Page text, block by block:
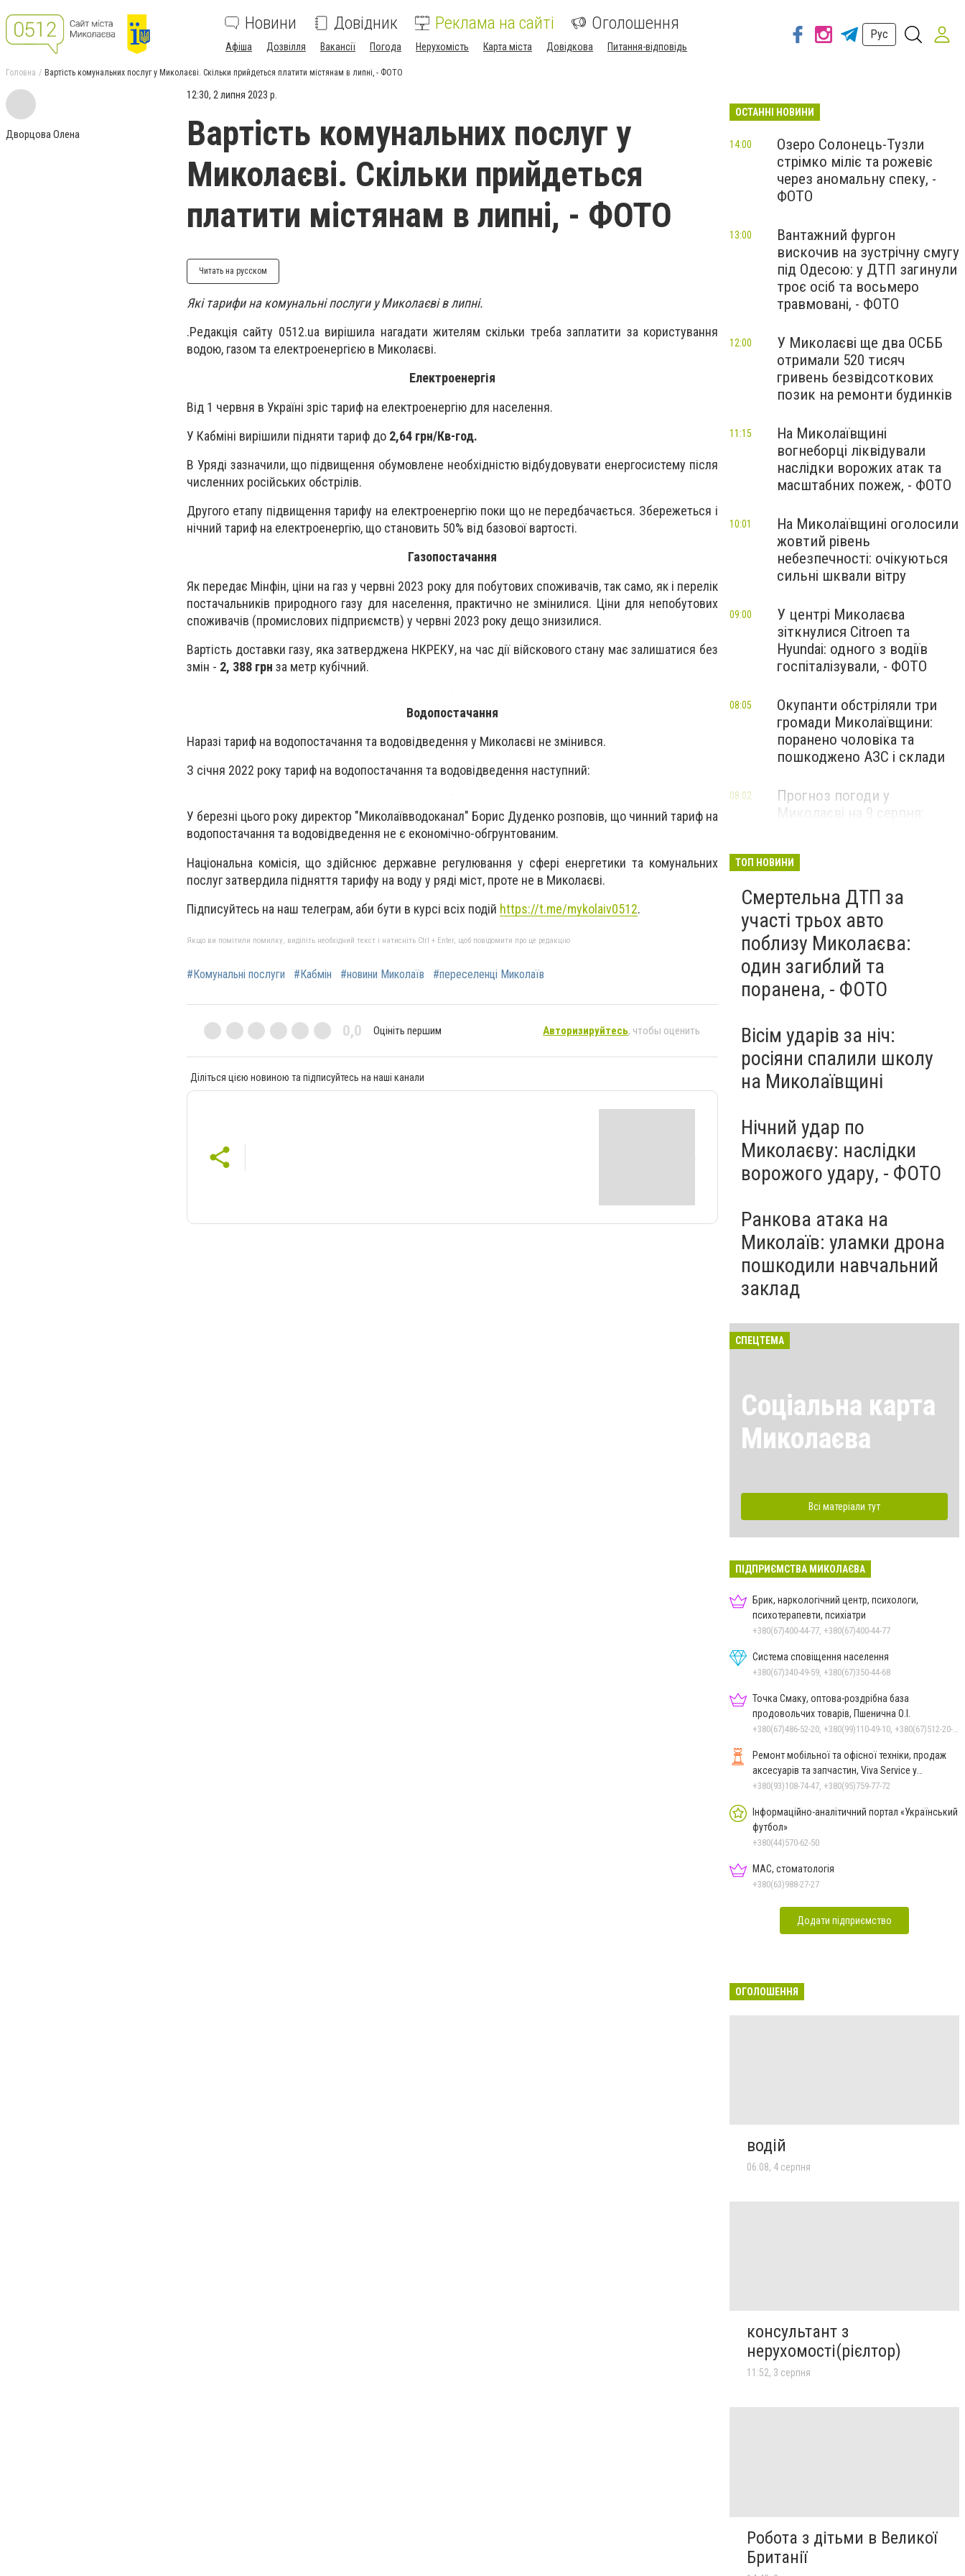
Новини Довідник Реклама на сайті Оголошення
Афіша Дозвілля Вакансії Погода Нерухомість Карта міста Довідкова Питання-відповідь
Рус
Головна Вартість комунальних послуг у Миколаєві. Скільки прийдеться платити містянам в липні, - ФОТО
Дворцова Олена
12:30, 2 липня 2023 р.
Вартість комунальних послуг у
Миколаєві. Скільки прийдеться
платити містянам в липні, - ФОТО
Читать на русском
Які тарифи на комунальні послуги у Миколаєві в липні.
.Редакція сайту 0512.ua вирішила нагадати жителям скільки треба заплатити за користування
водою, газом та електроенергією в Миколаєві.
Електроенергія
Від 1 червня в Україні зріс тариф на електроенергію для населення.
У Кабміні вирішили підняти тариф до 2,64 грн/Кв-год.
В Уряді зазначили, що підвищення обумовлене необхідністю відбудовувати енергосистему після
численних російських обстрілів.
Другого етапу підвищення тарифу на електроенергію поки що не передбачається. Збережеться і
нічний тариф на електроенергію, що становить 50% від базової вартості.
Газопостачання
Як передає Мінфін, ціни на газ у червні 2023 року для побутових споживачів, так само, як і перелік
постачальників природного газу для населення, практично не змінилися. Ціни для непобутових
споживачів (промислових підприємств) у червні 2023 року дещо знизилися.
Вартість доставки газу, яка затверджена НКРЕКУ, на час дії війскового стану має залишатися без
змін - 2, 388 грн за метр кубічний.
Водопостачання
Наразі тариф на водопостачання та водовідведення у Миколаєві не змінився.
З січня 2022 року тариф на водопостачання та водовідведення наступний:
У березні цього року директор "Миколаївводоканал" Борис Дуденко розповів, що чинний тариф на
водопостачання та водовідведення не є економічно-обгрунтованим.
Національна комісія, що здійснює державне регулювання у сфері енергетики та комунальних
послуг затвердила підняття тарифу на воду у ряді міст, проте не в Миколаєві.
Підписуйтесь на наш телеграм, аби бути в курсі всіх подій https://t.me/mykolaiv0512.
Якщо ви помітили помилку, виділіть необхідний текст і натисніть Ctrl + Enter, щоб повідомити про це редакцію
#Комунальні послуги #Кабмін #новини Миколаїв #переселенці Миколаїв
0,0 Оцініть першим Авторизируйтесь, чтобы оценить
Діліться цією новиною та підписуйтесь на наші канали
ОСТАННІ НОВИНИ
Озеро Солонець-Тузли
стрімко міліє та рожевіє
через аномальну спеку, -
ФОТО
14:00
Вантажний фургон
вискочив на зустрічну смугу
під Одесою: у ДТП загинули
троє осіб та восьмеро
травмовані, - ФОТО
13:00
У Миколаєві ще два ОСББ
отримали 520 тисяч
гривень безвідсоткових
позик на ремонти будинків
12:00
На Миколаївщині
вогнеборці ліквідували
наслідки ворожих атак та
масштабних пожеж, - ФОТО
11:15
На Миколаївщині оголосили
жовтий рівень
небезпечності: очікуються
сильні шквали вітру
10:01
У центрі Миколаєва
зіткнулися Citroen та
Hyundai: одного з водіїв
госпіталізували, - ФОТО
09:00
Окупанти обстріляли три
громади Миколаївщини:
поранено чоловіка та
пошкоджено АЗС і склади
08:05
Прогноз погоди у
Миколаєві на 9 серпня:
08:02
ТОП НОВИНИ
Смертельна ДТП за
участі трьох авто
поблизу Миколаєва:
один загиблий та
поранена, - ФОТО
Вісім ударів за ніч:
росіяни спалили школу
на Миколаївщині
Нічний удар по
Миколаєву: наслідки
ворожого удару, - ФОТО
Ранкова атака на
Миколаїв: уламки дрона
пошкодили навчальний
заклад
СПЕЦТЕМА
Соціальна карта
Миколаєва
Всі матеріали тут
ПІДПРИЄМСТВА МИКОЛАЄВА
Брик, наркологічний центр, психологи,
психотерапевти, психіатри
+380(67)400-44-77, +380(67)400-44-77
Система сповіщення населення
+380(67)340-49-59, +380(67)350-44-68
Точка Смаку, оптова-роздрібна база
продовольчих товарів, Пшенична О.І.
Ремонт мобільної та офісної техніки, продаж
аксесуарів та запчастин, Viva Service у
Миколаєві
+380(93)108-74-47, +380(95)759-77-72
Інформаційно-аналітичний портал «Український
футбол»
+380(44)570-62-50
МАС, стоматологія
+380(63)988-27-27
Додати підприємство
ОГОЛОШЕННЯ
водій
06:08, 4 серпня
консультант з
нерухомості(рієлтор)
11:52, 3 серпня
Робота з дітьми в Великої
Британії